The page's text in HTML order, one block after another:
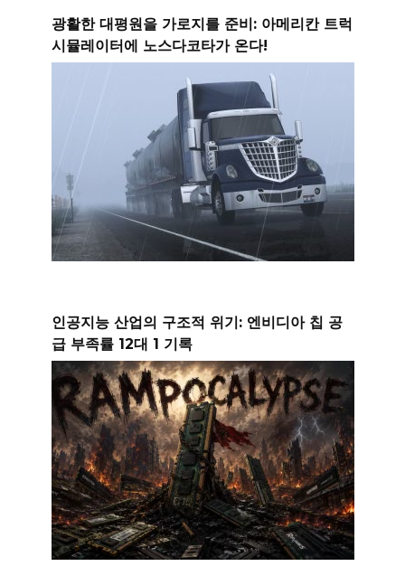
광활한 대평원을 가로지를 준비: 아메리칸 트럭
시뮬레이터에 노스다코타가 온다!
인공지능 산업의 구조적 위기: 엔비디아 칩 공
급 부족률 12대 1 기록